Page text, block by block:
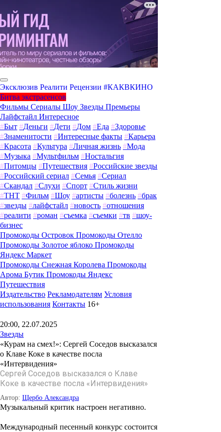
Эксклюзив Реалити Рецензии #КАКВКИНО
Битва экстрасенсов
Фильмы Сериалы Шоу Звезды Премьеры
Лайфстайл Интересное
#Быт #Деньги #Дети #Дом #Еда #Здоровье
#Знаменитости #Интересные факты #Карьера
#Красота #Культура #Личная жизнь #Мода
#Музыка #Мультфильм #Ностальгия
#Питомцы #Путешествия #Российские звезды
#Российский сериал #Семья #Сериал
#Скандал #Слухи #Спорт #Стиль жизни
#ТНТ #Фильм #Шоу #артисты #болезнь #брак
#звезды #лайфстайл #новость #отношения
#реалити #роман #съемка #съемки #тв #шоу-
бизнес
Промокоды Островок Промокоды Отелло
Промокоды Золотое яблоко Промокоды
Яндекс Маркет
Промокоды Снежная Королева Промокоды
Арома Бутик Промокоды Яндекс
Путешествия
Издательство Рекламодателям Условия
использования Контакты 16+
20:00, 22.07.2025
Звезды
«Курам на смех!»: Сергей Соседов высказался
о Клаве Коке в качестве посла
«Интервидения»
Сергей Соседов высказался о Клаве
Коке в качестве посла «Интервидения»
Автор: Щербо Александра
Музыкальный критик настроен негативно.
Международный песенный конкурс состоится